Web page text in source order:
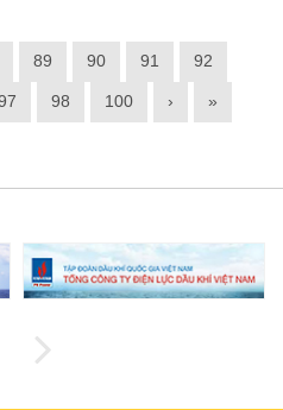
89 90 91 92
98 100 › »